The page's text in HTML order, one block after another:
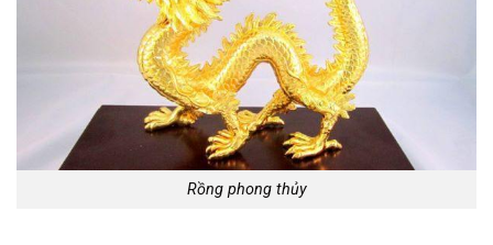
Rồng phong thủy